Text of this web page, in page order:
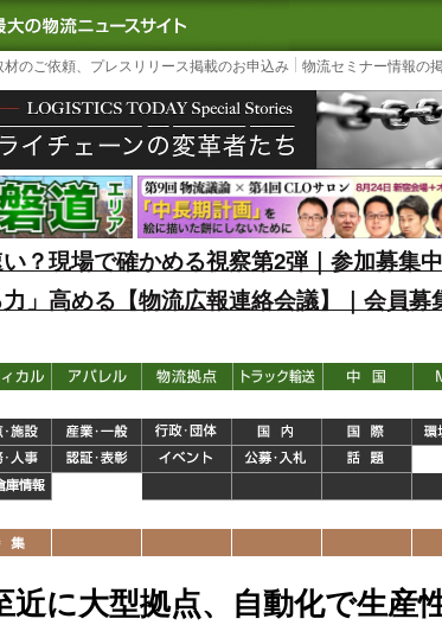
TODAY｜国内最大の物流ニュースサイト
3PL, SCMなど
材のご依頼、プレスリリース掲載のお申込み 物流セミナー情報の
？現場で確かめる視察第2弾｜参加募集中
」高める【物流広報連絡会議】｜会員募
近に大型拠点、自動化で生産